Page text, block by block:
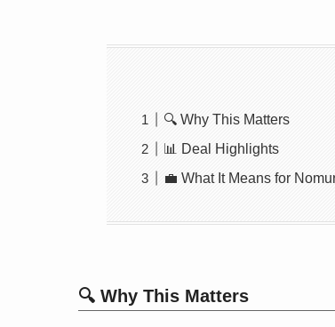
🔍 Why This Matters
📊 Deal Highlights
💼 What It Means for
🔍 Why This Matters